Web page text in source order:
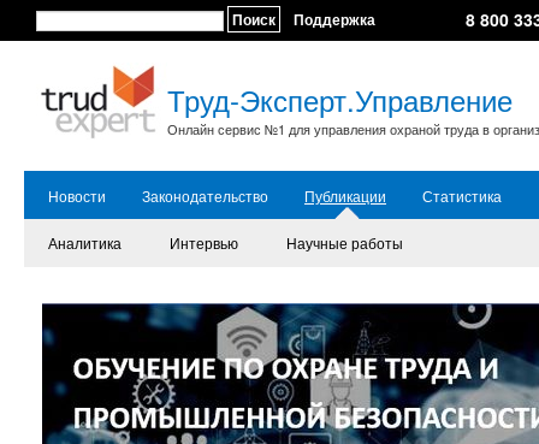
Поиск Поддержка 8 800
Труд-Эксперт.Управление
Онлайн сервис №1 для управления охраной труда в
Новости Законодательство Публикации Статистика
Аналитика Интервью Научные работы